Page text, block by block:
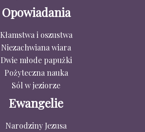
Opowiadania
Kłamstwa i oszustwa
Niezachwiana wiara
Dwie młode papużki
Pożyteczna nauka
Sól w jeziorze
Ewangelie
Narodziny Jezusa